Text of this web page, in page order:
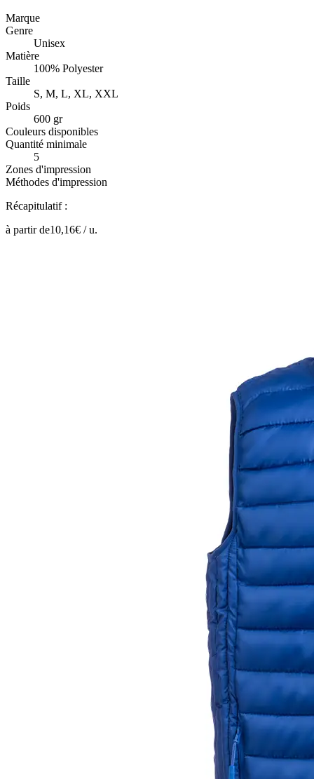
Marque
Genre
Unisex
Matière
100% Polyester
Taille
S, M, L, XL, XXL
Poids
600 gr
Couleurs disponibles
Quantité minimale
5
Zones d'impression
Méthodes d'impression
Récapitulatif :
à partir de10,16€ /u.